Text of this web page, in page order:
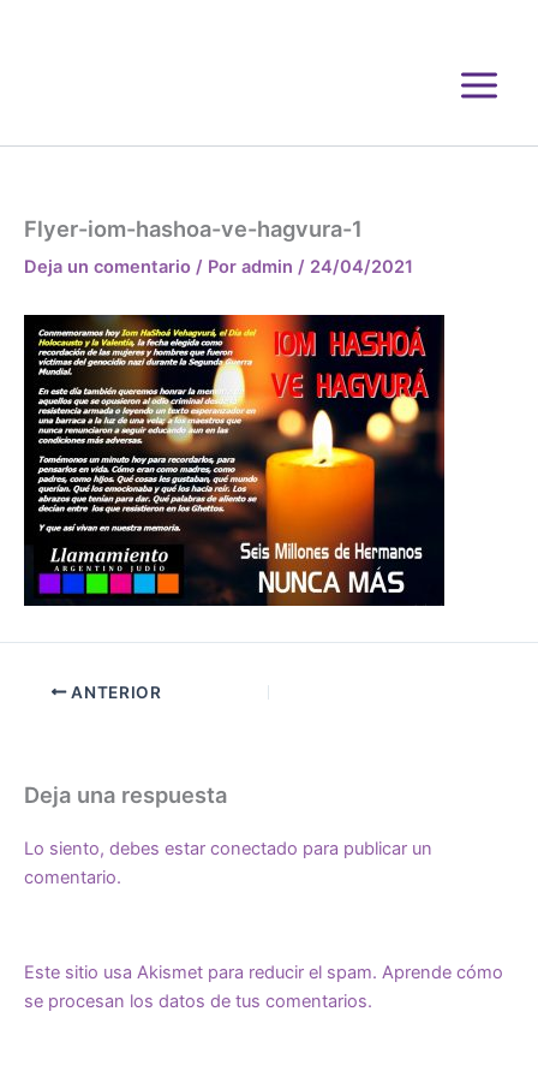
Flyer-iom-hashoa-ve-hagvura-1
Deja un comentario / Por admin / 24/04/2021
ANTERIOR
Deja una respuesta
Lo siento, debes estar conectado para publicar un
comentario.
Este sitio usa Akismet para reducir el spam. Aprende cómo
se procesan los datos de tus comentarios.